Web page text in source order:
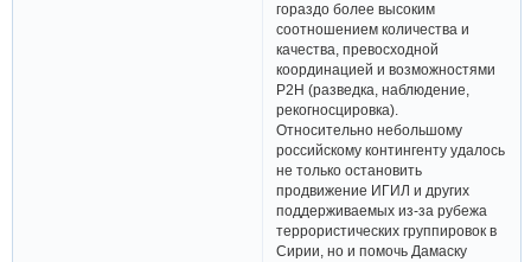
гораздо более высоким
соотношением количества и
качества, превосходной
координацией и возможностями
Р2Н (разведка, наблюдение,
рекогносцировка).
Относительно небольшому
российскому контингенту удалось
не только остановить
продвижение ИГИЛ и других
поддерживаемых из-за рубежа
террористических группировок в
Сирии, но и помочь Дамаску